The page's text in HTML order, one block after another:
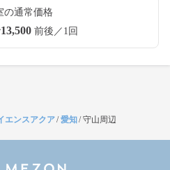
の通常価格
前後／1回
エンスアクア/愛知/守山周辺